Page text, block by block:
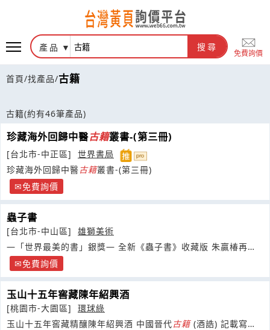
產品 搜尋
免費詢價
首頁/找產品/古籍
古籍(約有46筆產品)
珍藏海外回歸中醫古籍叢書-(第三冊)
[台北市-中正區]
世界書局
珍藏海外回歸中醫古籍叢書-(第三冊)
免費詢價
蟲子書
[台北市-中山區]
雄獅美術
—「世界最美的書」銀獎— 全新《蟲子書》收藏版 朱贏椿再度
操刀免費詢價
玉山十五年窖藏陳年紹興酒
[桃園市-大園區]
環球綠
玉山十五年窖藏精釀陳年紹興酒 中國晉代古籍(酒誥) 記載寫道 :